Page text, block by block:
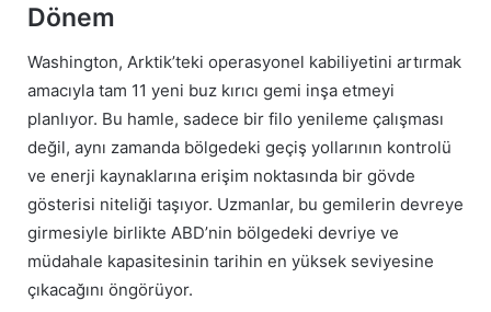
Dönem
Washington, Arktik’teki operasyonel kabiliyetini artırmak
amacıyla tam 11 yeni buz kırıcı gemi inşa etmeyi
planlıyor. Bu hamle, sadece bir filo yenileme çalışması
değil, aynı zamanda bölgedeki geçiş yollarının kontrolü
ve enerji kaynaklarına erişim noktasında bir gövde
gösterisi niteliği taşıyor. Uzmanlar, bu gemilerin devreye
girmesiyle birlikte ABD’nin bölgedeki devriye ve
müdahale kapasitesinin tarihin en yüksek seviyesine
çıkacağını öngörüyor.